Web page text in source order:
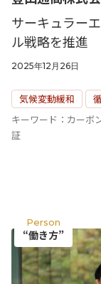
サーキュラー
ル戦略を推進
2025年12月26日
気候変動緩和
キーワード：カーボ
証
Person
“働き方”